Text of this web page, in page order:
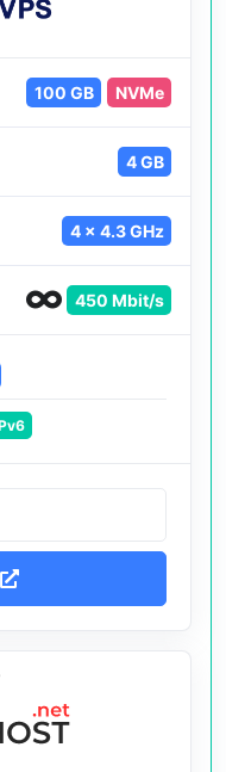
100 GB NVMe
4 GB
4 x 4.3 GHz
450 Mbit/s